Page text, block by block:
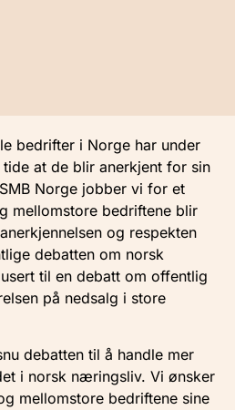
bedrifter i Norge har under
tide at de blir anerkjent for sin
Norge jobber vi for et
mellomstore bedriftene blir
og respekten
debatten om norsk
til en debatt om offentlig
på nedsalg i store
debatten til å handle mer
i norsk næringsliv. Vi ønsker
mellomstore bedriftene sine